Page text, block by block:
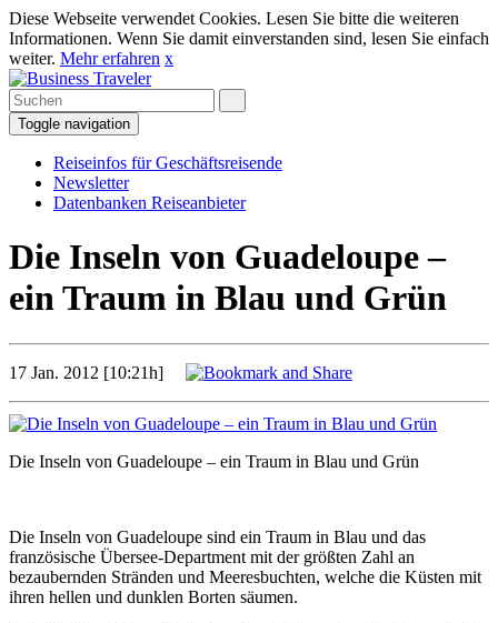
Diese Webseite verwendet Cookies. Lesen Sie bitte die weiteren
Informationen. Wenn Sie damit einverstanden sind, lesen Sie einfach
weiter. Mehr erfahren x
Toggle navigation
Reiseinfos für Geschäftsreisende
Newsletter
Datenbanken Reiseanbieter
Die Inseln von Guadeloupe –
ein Traum in Blau und Grün
17 Jan. 2012 [10:21h]
Die Inseln von Guadeloupe – ein Traum in Blau und Grün
Die Inseln von Guadeloupe sind ein Traum in Blau und das
französische Übersee-Department mit der größten Zahl an
bezaubernden Stränden und Meeresbuchten, welche die Küsten mit
ihren hellen und dunklen Borten säumen.